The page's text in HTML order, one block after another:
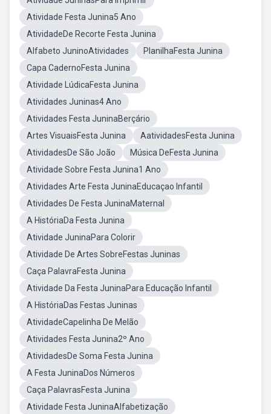
Atividade Festa Junina5 Ano
AtividadeDe Recorte Festa Junina
Alfabeto JuninoAtividades
PlanilhaFesta Junina
Capa CadernoFesta Junina
Atividade LúdicaFesta Junina
Atividades Juninas4 Ano
Atividades Festa JuninaBerçário
Artes VisuaisFesta Junina
AatividadesFesta Junina
AtividadesDe São João
Música DeFesta Junina
Atividade Sobre Festa Junina1 Ano
Atividades Arte Festa JuninaEducaçao Infantil
Atividades De Festa JuninaMaternal
A HistóriaDa Festa Junina
Atividade JuninaPara Colorir
Atividade De Artes SobreFestas Juninas
Caça PalavraFesta Junina
Atividade Da Festa JuninaPara Educação Infantil
A HistóriaDas Festas Juninas
AtividadeCapelinha De Melão
Atividades Festa Junina2º Ano
AtividadesDe Soma Festa Junina
A Festa JuninaDos Números
Caça PalavrasFesta Junina
Atividade Festa JuninaAlfabetização